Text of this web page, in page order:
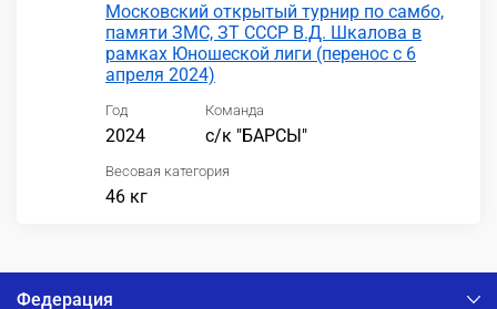
Московский открытый турнир по самбо,
памяти ЗМС, ЗТ СССР В.Д. Шкалова в
рамках Юношеской лиги (перенос с 6
апреля 2024)
Год
2024
Команда
с/к "БАРСЫ"
Весовая категория
46 кг
Федерация